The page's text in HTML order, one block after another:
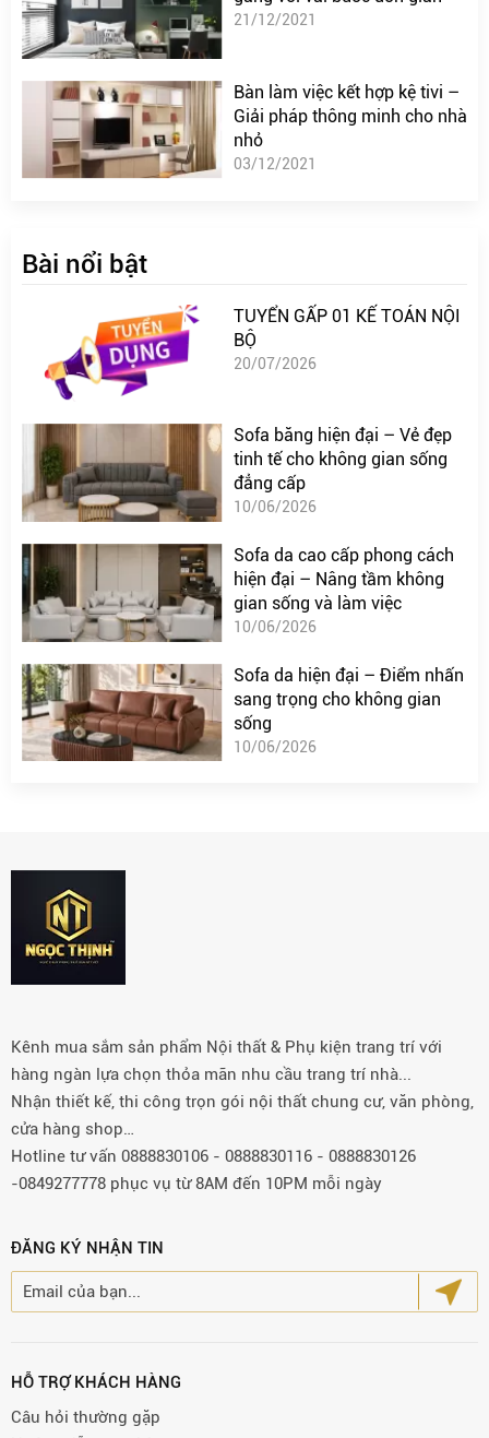
21/12/2021
Bàn làm việc kết hợp kệ tivi –
Giải pháp thông minh cho nhà
nhỏ
03/12/2021
Bài nổi bật
TUYỂN GẤP 01 KẾ TOÁN NỘI
BỘ
20/07/2026
Sofa băng hiện đại – Vẻ đẹp
tinh tế cho không gian sống
đẳng cấp
10/06/2026
Sofa da cao cấp phong cách
hiện đại – Nâng tầm không
gian sống và làm việc
10/06/2026
Sofa da hiện đại – Điểm nhấn
sang trọng cho không gian
sống
10/06/2026
Kênh mua sắm sản phẩm Nội thất & Phụ kiện trang trí với
hàng ngàn lựa chọn thỏa mãn nhu cầu trang trí nhà...
Nhận thiết kế, thi công trọn gói nội thất chung cư, văn phòng,
cửa hàng shop…
Hotline tư vấn 0888830106 - 0888830116 - 0888830126
-0849277778 phục vụ từ 8AM đến 10PM mỗi ngày
ĐĂNG KÝ NHẬN TIN
HỖ TRỢ KHÁCH HÀNG
Câu hỏi thường gặp